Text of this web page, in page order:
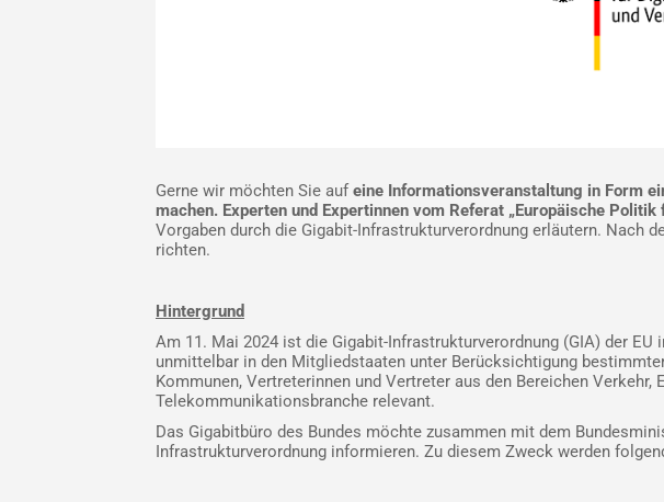
Gerne wir möchten Sie aufeine Informationsveranstaltung in Form
machen. Experten und Expertinnen vom Referat „Europäische
Vorgaben durch die Gigabit-Infrastrukturverordnung erläutern. Nach
richten.
Hintergrund
Am 11. Mai 2024 ist die Gigabit-Infrastrukturverordnung (GIA) der
unmittelbar in den Mitgliedstaaten unter Berücksichtigung
Kommunen, Vertreterinnen und Vertreter aus den Bereichen
Telekommunikationsbranche relevant.
Das Gigabitbüro des Bundes möchte zusammen mit dem
Infrastrukturverordnung informieren. Zu diesem Zweck werden